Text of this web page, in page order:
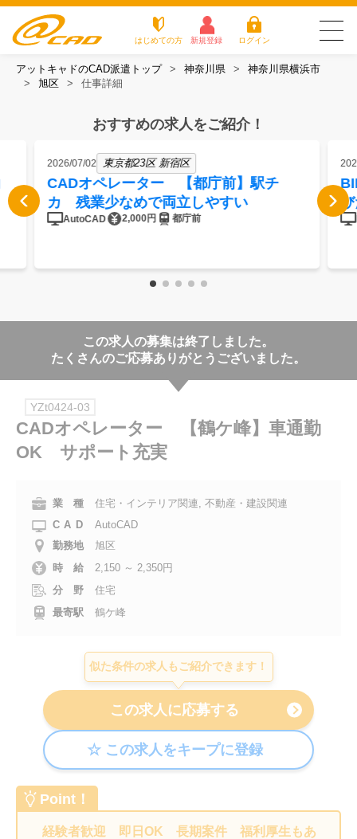
はじめての方 新規登録 ログイン
友だち追加で
最新の求人を確認
アットキャドが選ばれる3つの理由
派遣がはじめての方
お仕事を探す
お電話でのお問い合わせ
0120-630-660
名古屋 0120-960-379 横 浜 0120-978-186
電話受付：平日 9:15～19:00
アットキャドが選
方
探す
ム
アットキャドのCAD派遣トップ 神奈川県
神奈川県横浜市
旭区
仕事詳細
おすすめの求人をご紹介！
2026/07/02 東京都23区 新宿区
CADオペレーター 【都庁前】駅チ
カ 残業少なめで両立しやすい
AutoCAD 2,000円 都庁前
この求人の募集は終了しました。
たくさんのご応募ありがとうございました。
YZt0424-03
CADオペレーター 【鶴ケ峰】車通勤
OK サポート充実
業 種
住宅・インテリア関連, 不動産・建設関連
CAD
AutoCAD
勤務地
旭区
時 給
2,150 ～ 2,350円
分 野
住宅
最寄駅
鶴ケ峰
似た条件の求人もご紹介できます！
Point！
経験者歓迎 即日OK 長期案件 福利厚生もあ